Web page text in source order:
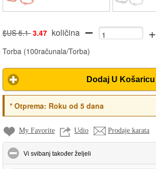
$US 5.1 3.47 količina +
Torba (100računala/Torba)
Dodaj U Košaricu
*Otprema: Roku od 5 dana
My Favorite Udio Prodaje karata
Vi svibanj također željeli